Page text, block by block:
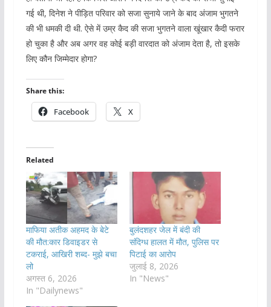
गई थी, दिनेश ने पीड़ित परिवार को सजा सुनाये जाने के बाद अंजाम भुगतने
की भी धमकी दी थी. ऐसे में उम्र कैद की सजा भुगतने वाला खूंखार कैदी फरार
हो चुका है और अब अगर वह कोई बड़ी वारदात को अंजाम देता है, तो इसके
लिए कौन जिम्मेदार होगा?
Share this:
Facebook X
Related
माफिया अतीक अहमद के बेटे
की मौत:कार डिवाइडर से
टकराई, आखिरी शब्द- मुझे बचा
लो
अगस्त 6, 2026
In "Dailynews"
बुलंदशहर जेल में बंदी की
संदिग्ध हालत में मौत, पुलिस पर
पिटाई का आरोप
जुलाई 8, 2026
In "News"